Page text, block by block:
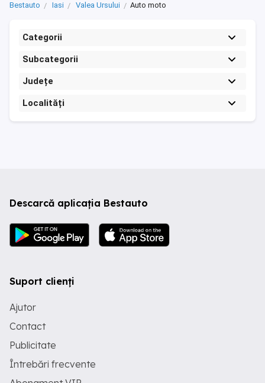
Bestauto Iasi Valea Ursului Auto moto
Categorii
Subcategorii
Județe
Localități
Descarcă aplicația Bestauto
Suport clienți
Ajutor
Contact
Publicitate
Întrebări frecvente